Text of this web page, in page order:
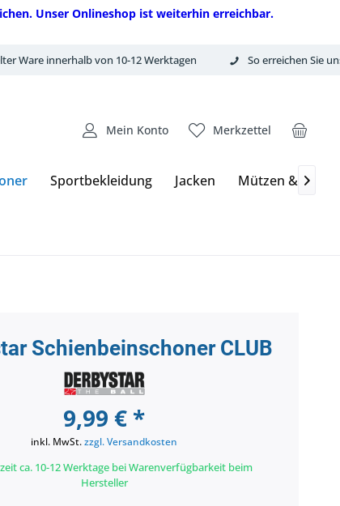
Unser Onlineshop ist weiterhin erreichbar.
Ware innerhalb von 10-12 Werktagen So erreichen Sie
Merkzettel
Mein Konto
Sportbekleidung Jacken Mützen & 
Schienbeinschoner CLUB
9,99 € *
inkl. MwSt.zzgl. Versandkosten
ca. 10-12 Werktage bei Warenverfügbarkeit beim
Hersteller